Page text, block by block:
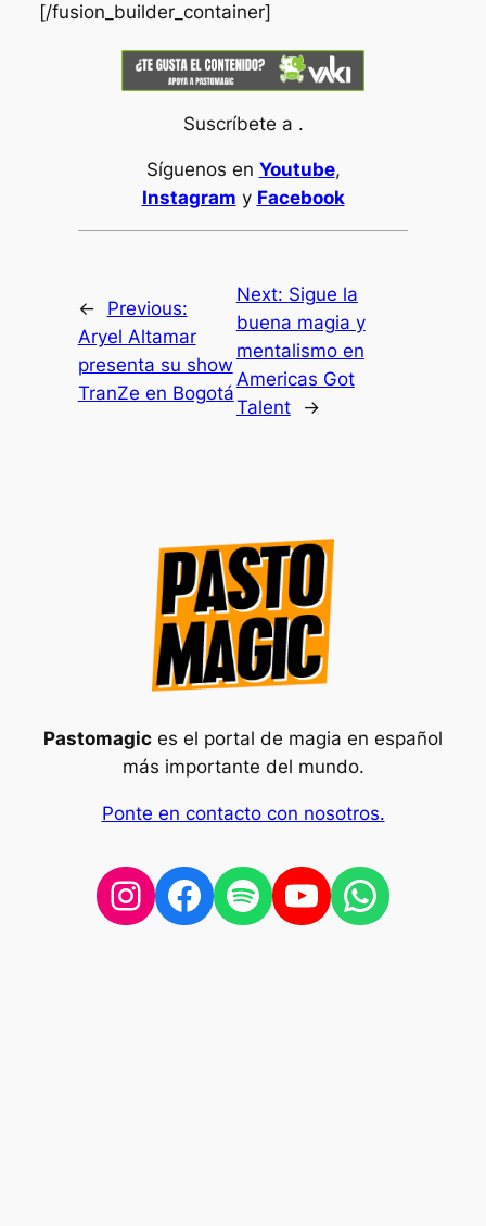
[/fusion_builder_container]
Suscríbete a .
Síguenos en Youtube,
Instagram y Facebook
←
Previous:
Aryel Altamar
presenta su show
TranZe en Bogotá
Next: Sigue la
buena magia y
mentalismo en
Americas Got
Talent
→
Pastomagic es el portal de magia en español
más importante del mundo.
Ponte en contacto con nosotros.
Instagram
Facebook
Spotify
YouTube